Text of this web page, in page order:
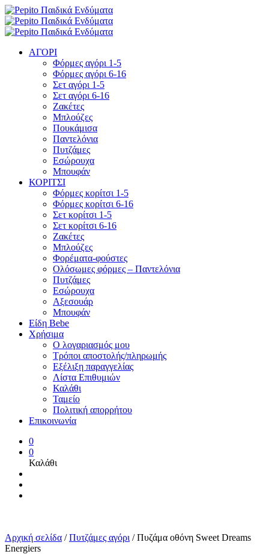
ΑΓΟΡΙ
Φόρμες αγόρι 1-5
Φόρμες αγόρι 6-16
Σετ αγόρι 1-5
Σετ αγόρι 6-16
Ζακέτες
Μπλούζες
Πουκάμισα
Παντελόνια
Πυτζάμες
Εσώρουχα
Μπουφάν
ΚΟΡΙΤΣΙ
Φόρμες κορίτσι 1-5
Φόρμες κορίτσι 6-16
Σετ κορίτσι 1-5
Σετ κορίτσι 6-16
Ζακέτες
Μπλούζες
Φορέματα-φούστες
Ολόσωμες φόρμες – Παντελόνια
Πυτζάμες
Εσώρουχα
Αξεσουάρ
Μπουφάν
Είδη Bebe
Χρήσιμα
Ο λογαριασμός μου
Τρόποι αποστολής/πληρωμής
Εξέλιξη παραγγελίας
Λίστα Επιθυμιών
Καλάθι
Ταμείο
Πολιτική απορρήτου
Επικοινωνία
0
0
Καλάθι
Αρχική σελίδα / Πυτζάμες αγόρι /Πυζάμα οθόνη Sweet Dreams
Energiers